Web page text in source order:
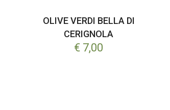
OLIVE VERDI BELLA DI
CERIGNOLA
€ 7,00